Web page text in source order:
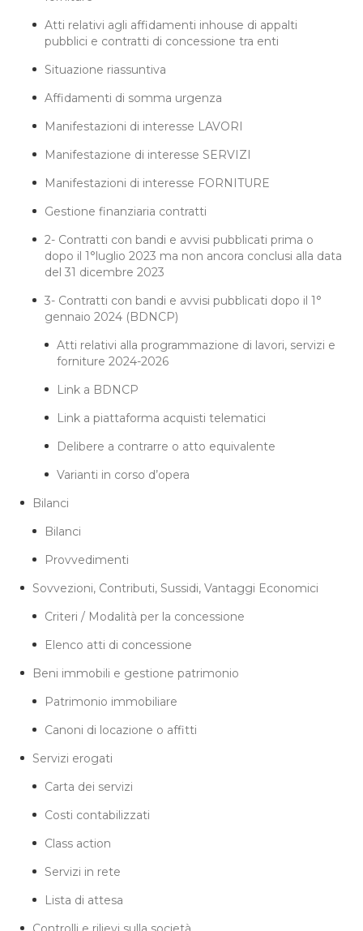
Atti relativi agli affidamenti inhouse di appalti
pubblici e contratti di concessione tra enti
Situazione riassuntiva
Affidamenti di somma urgenza
Manifestazioni di interesse LAVORI
Manifestazione di interesse SERVIZI
Manifestazioni di interesse FORNITURE
Gestione finanziaria contratti
2- Contratti con bandi e avvisi pubblicati prima o
dopo il 1°luglio 2023 ma non ancora conclusi alla data
del 31 dicembre 2023
3- Contratti con bandi e avvisi pubblicati dopo il 1°
gennaio 2024 (BDNCP)
Atti relativi alla programmazione di lavori, servizi e
forniture 2024-2026
Link a BDNCP
Link a piattaforma acquisti telematici
Delibere a contrarre o atto equivalente
Varianti in corso d’opera
Bilanci
Bilanci
Provvedimenti
Sovvezioni, Contributi, Sussidi, Vantaggi Economici
Criteri / Modalità per la concessione
Elenco atti di concessione
Beni immobili e gestione patrimonio
Patrimonio immobiliare
Canoni di locazione o affitti
Servizi erogati
Carta dei servizi
Costi contabilizzati
Class action
Servizi in rete
Lista di attesa